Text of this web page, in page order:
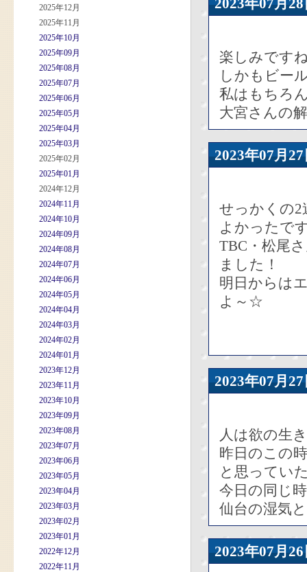
2025年12月
2025年11月
2025年10月
2025年09月
2025年08月
2025年07月
2025年06月
2025年05月
2025年04月
2025年03月
2025年02月
2025年01月
2024年12月
2024年11月
2024年10月
2024年09月
2024年08月
2024年07月
2024年06月
2024年05月
2024年04月
2024年03月
2024年02月
2024年01月
2023年12月
2023年11月
2023年10月
2023年09月
2023年08月
2023年07月
2023年06月
2023年05月
2023年04月
2023年03月
2023年02月
2023年01月
2022年12月
2022年11月
2023年07
楽しみです
しかもビー
私はもちろ
大宮さんの
2023年07
せっかくの2
よかったで
TBC・松尾
ました！
明日からは
よ～☆
2023年07
人は欲の生
昨日のこの
と思ってい
今日の同じ
仙台の湿気
2023年07